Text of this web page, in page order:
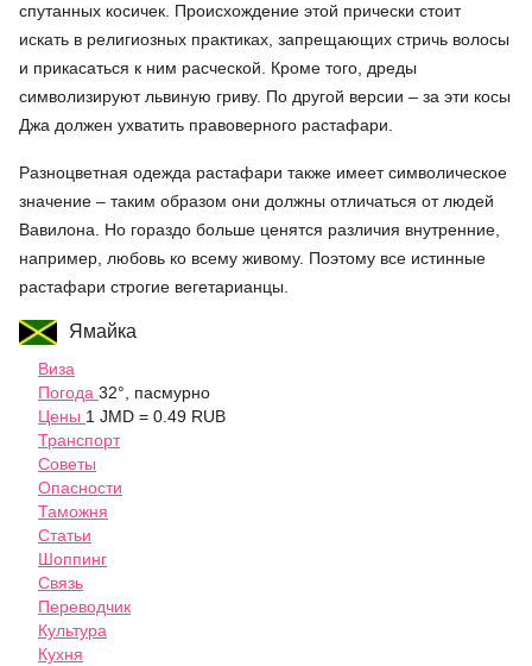
спутанных косичек. Происхождение этой прически стоит
искать в религиозных практиках, запрещающих стричь волосы
и прикасаться к ним расческой. Кроме того, дреды
символизируют львиную гриву. По другой версии – за эти косы
Джа должен ухватить правоверного растафари.
Разноцветная одежда растафари также имеет символическое
значение – таким образом они должны отличаться от людей
Вавилона. Но гораздо больше ценятся различия внутренние,
например, любовь ко всему живому. Поэтому все истинные
растафари строгие вегетарианцы.
Ямайка
Виза
Погода 32°, пасмурно
Цены 1 JMD = 0.49 RUB
Транспорт
Советы
Опасности
Таможня
Статьи
Шоппинг
Связь
Переводчик
Культура
Кухня